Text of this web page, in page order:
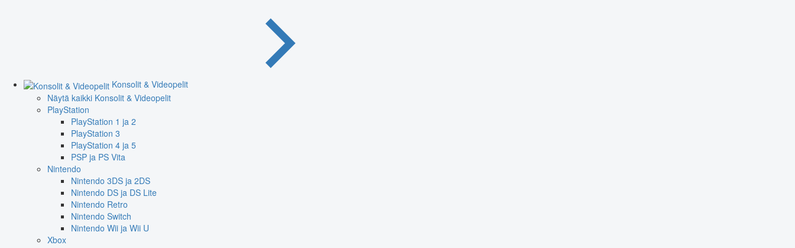
Konsolit & Videopelit
Näytä kaikki Konsolit & Videopelit
PlayStation
PlayStation 1 ja 2
PlayStation 3
PlayStation 4 ja 5
PSP ja PS Vita
Nintendo
Nintendo 3DS ja 2DS
Nintendo DS ja DS Lite
Nintendo Retro
Nintendo Switch
Nintendo Wii ja Wii U
Xbox